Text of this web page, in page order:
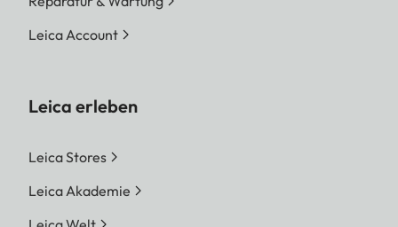
Leica Account
Leica erleben
Leica Stores
Leica Akademie